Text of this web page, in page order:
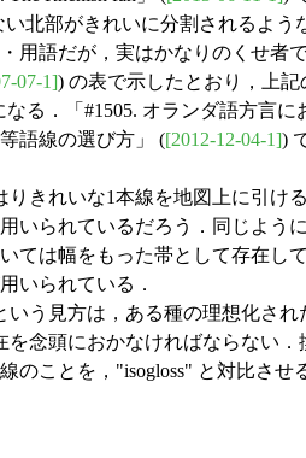
北部がきれいに分割されるよう
語だが，実はかなりのくせ者
07-1]) の表で示したとおり，上記
る．「#1505. オランダ語方言に
語線の選び方」 ([2012-12-04-1])
きれいな1本線を地図上に引け
いられているだろう．同じように
ては幅をもった帯として存在
いられている．
う見方は，ある種の理想化さ
念頭におかなければならない
ことを，"isogloss" と対比さ